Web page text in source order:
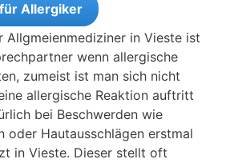
Allergiker
Allgmeienmediziner in Vieste ist
wenn allergische
zumeist ist man sich nicht
allergische Reaktion auftritt
bei Beschwerden wie
oder Hautausschlägen erstmal
in Vieste. Dieser stellt oft